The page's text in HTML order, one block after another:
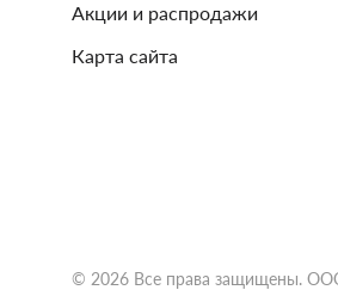
Акции и распродажи
Карта сайта
© 2026 Все права защищены.